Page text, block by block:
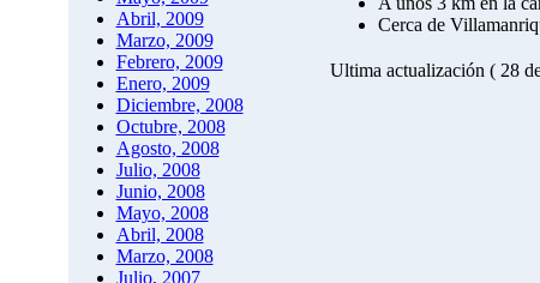
Abril, 2009
Marzo, 2009
Febrero, 2009
Enero, 2009
Diciembre, 2008
Octubre, 2008
Agosto, 2008
Julio, 2008
Junio, 2008
Mayo, 2008
Abril, 2008
Marzo, 2008
Julio, 2007
Cerca de
Ultima actualización ( 28